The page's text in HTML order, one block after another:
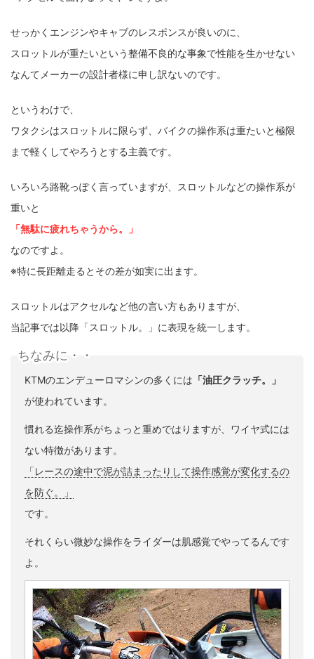
せっかくエンジンやキャブのレスポンスが良いのに、
スロットルが重たいという整備不良的な事象で性能を生かせない
なんてメーカーの設計者様に申し訳ないのです。
というわけで、
ワタクシはスロットルに限らず、バイクの操作系は重たいと極限
まで軽くしてやろうとする主義です。
いろいろ路靴っぽく言っていますが、スロットルなどの操作系が
重いと
「無駄に疲れちゃうから。」
なのですよ。
※特に長距離走るとその差が如実に出ます。
スロットルはアクセルなど他の言い方もありますが、
当記事では以降「スロットル。」に表現を統一します。
ちなみに・・
KTMのエンデューロマシンの多くには 「油圧クラッチ。」
が使われています。
慣れる迄操作系がちょっと重めではりますが、ワイヤ式には
ない特徴があります。
「レースの途中で泥が詰まったりして操作感覚が変化するの
を防ぐ。」
です。
それくらい微妙な操作をライダーは肌感覚でやってるんです
よ。